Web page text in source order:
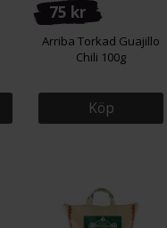
75 kr
Arriba Torkad Guajillo
Chili 100g
Köp